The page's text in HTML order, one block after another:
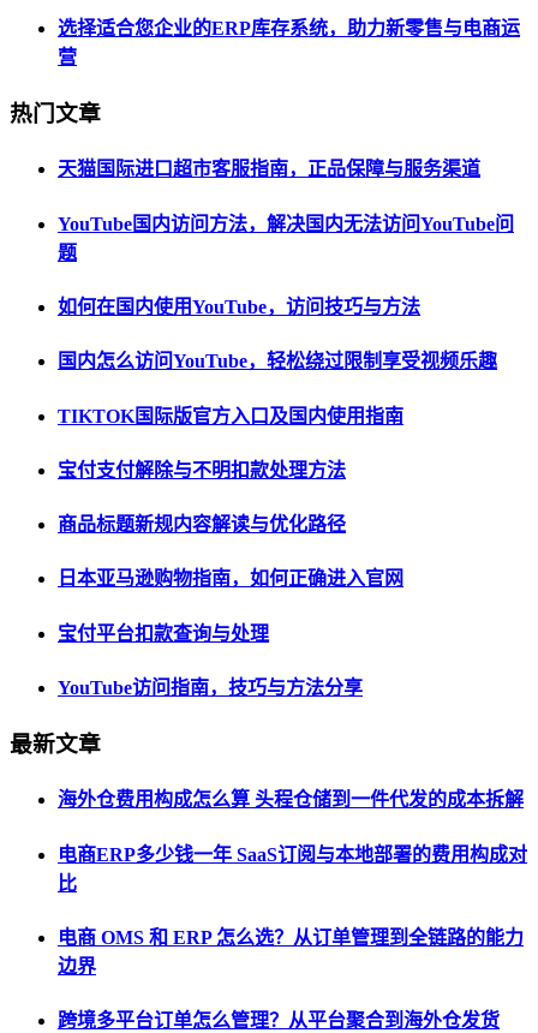
选择适合您企业的ERP库存系统，助力新零售与电商运
营
热门文章
天猫国际进口超市客服指南，正品保障与服务渠道
YouTube国内访问方法，解决国内无法访问YouTube问
题
如何在国内使用YouTube，访问技巧与方法
国内怎么访问YouTube，轻松绕过限制享受视频乐趣
TIKTOK国际版官方入口及国内使用指南
宝付支付解除与不明扣款处理方法
商品标题新规内容解读与优化路径
日本亚马逊购物指南，如何正确进入官网
宝付平台扣款查询与处理
YouTube访问指南，技巧与方法分享
最新文章
海外仓费用构成怎么算 头程仓储到一件代发的成本拆解
电商ERP多少钱一年 SaaS订阅与本地部署的费用构成对
比
电商 OMS 和 ERP 怎么选？从订单管理到全链路的能力
边界
跨境多平台订单怎么管理？从平台聚合到海外仓发货